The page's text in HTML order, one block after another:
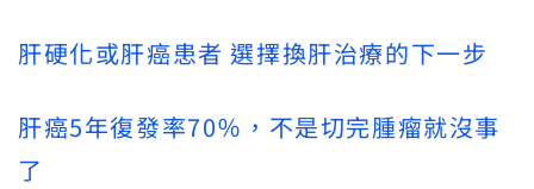
肝硬化或肝癌患者 選擇換肝治療的下一步
肝癌5年復發率70％，不是切完腫瘤就沒事
了